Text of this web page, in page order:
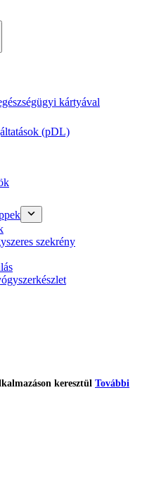
kártyával
(pDL)
szekrény
keresztül További